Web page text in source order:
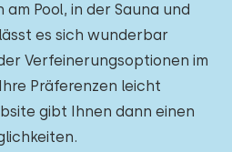
Pool, in der Sauna und
es sich wunderbar
Verfeinerungsoptionen im
Präferenzen leicht
gibt Ihnen dann einen